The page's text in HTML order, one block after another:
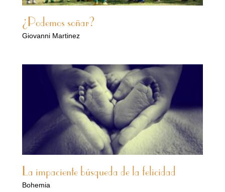
¿Podemos soñar?
Giovanni Martinez
La impaciente búsqueda de la felicidad
Bohemia